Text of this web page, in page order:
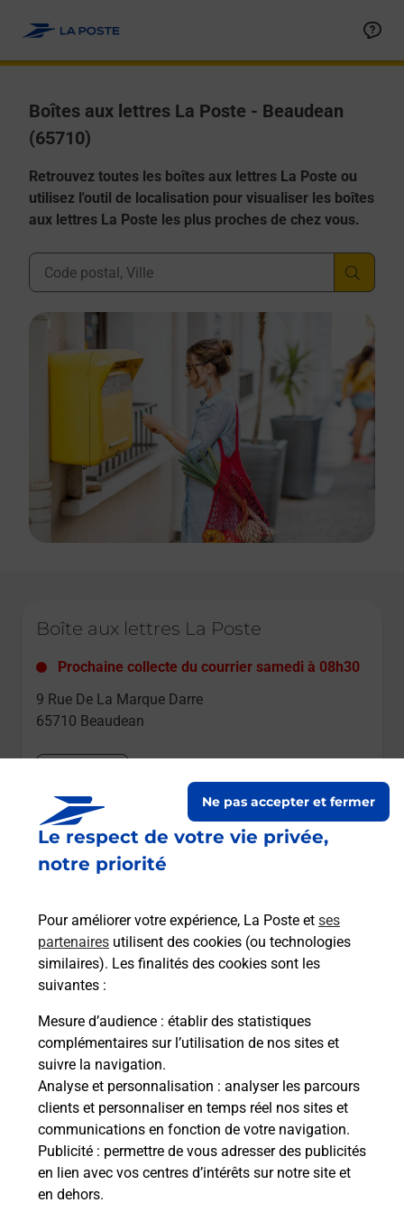
Le respect de votre vie privée,
notre priorité
Pour améliorer votre expérience, La Poste et ses
partenaires utilisent des cookies (ou technologies
similaires). Les finalités des cookies sont les
suivantes :
Mesure d’audience : établir des statistiques
complémentaires sur l’utilisation de nos sites et
suivre la navigation.
Analyse et personnalisation : analyser les parcours
clients et personnaliser en temps réel nos sites et
communications en fonction de votre navigation.
Publicité : permettre de vous adresser des publicités
en lien avec vos centres d’intérêts sur notre site et
en dehors.
Ne pas accepter et fermer
Boîtes aux lettres La Poste - Beaudean
(65710)
Retrouvez toutes les boîtes aux lettres La Poste ou
utilisez l'outil de localisation pour visualiser les boîtes
aux lettres La Poste les plus proches de chez vous.
Ville, Département, Code Postal
Boîte aux lettres La Poste
Prochaine collecte du courrier samedi à 08h30
9 Rue De La Marque Darre
65710 Beaudean
Boîte aux lettres La Poste
Prochaine collecte du courrier
5 Rue Dominique Larrey
Beaudean
Itinéraire
Le lien s'ouvre dans un nouvel onglet
Boîte aux Lettres La Poste
Prochaine collecte du courriersamedi à 09h00
122 Route Des Cols
65710
Beaudean
Itinéraire
Le lien s'ouvre dans un nouvel onglet